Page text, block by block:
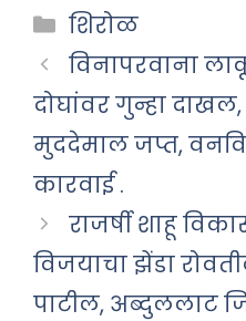
Categories
शिरोळ
विनापरवाना
दोघांवर गुन्हा
मुददेमाल जप्त,
कारवाई .
राजर्षी शाहू
विजयाचा झेंडा
पाटील, अब्दुललाट